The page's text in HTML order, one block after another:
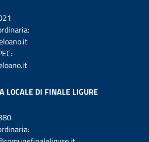
LOCALE DI FINALE LIGURE